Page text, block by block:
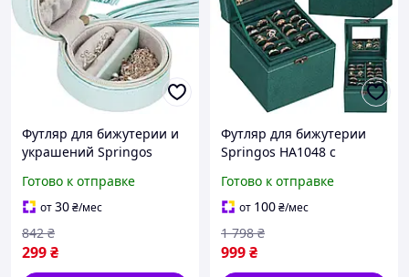
Футляр для бижутерии и
украшений Springos
AllInOne -market-without-
queues-
Готово к отправке
от30₴/мес
299₴
842 ₴
Футляр для бижутерии
Springos HA1048 с
AllInOne -market-without-
queues-
Готово к отправке
от 100₴/мес
999₴
1 798 ₴